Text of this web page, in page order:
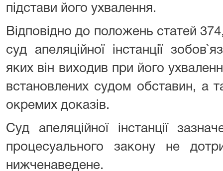
підстави його ухвалення.
Відповідно до положень статей
суд апеляційної інстанції
яких він виходив при його
встановлених судом обставин, а
окремих доказів.
Суд апеляційної інстанції
процесуального закону не
нижченаведене.